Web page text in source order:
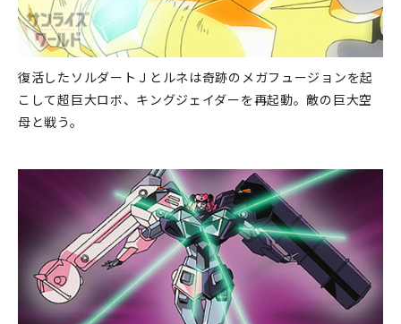
復活したソルダートＪとルネは奇跡のメガフュージョンを起
こして超巨大ロボ、キングジェイダーを再起動。敵の巨大空
母と戦う。